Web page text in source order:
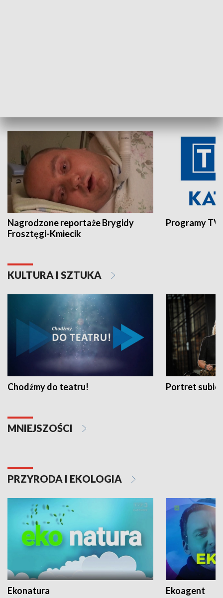
Nagrodzone reportaże Brygidy
Frosztęgi-Kmiecik
Programy
KULTURA I SZTUKA
Chodźmy do teatru! Portret
MNIEJSZOŚCI
PRZYRODA I EKOLOGIA
Ekonatura Ekoagent